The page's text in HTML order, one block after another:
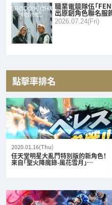
職業電競隊伍「
出原創角色聯名服
2026.07.24(Fri)
點擊率排名
2020.01.16(Thu)
任天堂明星大亂鬥特別版的新角色！
來自「聖火降魔錄-風花雪月」…